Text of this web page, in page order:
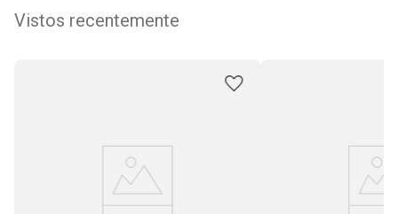
Vistos recentemente